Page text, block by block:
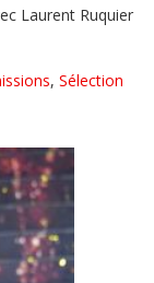
Laurent Ruquier
, Sélection